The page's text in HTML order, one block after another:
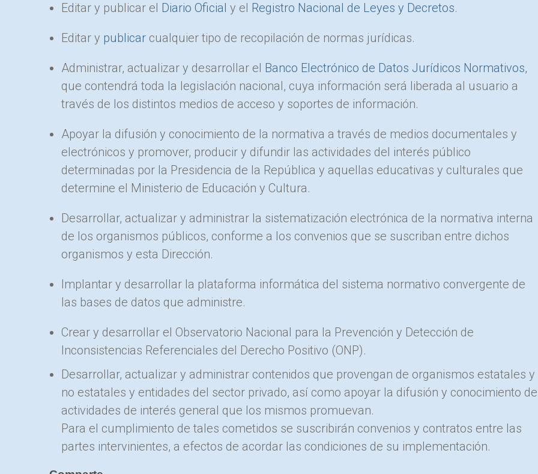
Editar y publicar el Diario Oficial y el Registro Nacional de Leyes y Decretos.
Editar y publicar cualquier tipo de recopilación de normas jurídicas.
Administrar, actualizar y desarrollar el Banco Electrónico de Datos Jurídicos Normativos,
que contendrá toda la legislación nacional, cuya información será liberada al usuario a
través de los distintos medios de acceso y soportes de información.
Apoyar la difusión y conocimiento de la normativa a través de medios documentales y
electrónicos y promover, producir y difundir las actividades del interés público
determinadas por la Presidencia de la República y aquellas educativas y culturales que
determine el Ministerio de Educación y Cultura.
Desarrollar, actualizar y administrar la sistematización electrónica de la normativa interna
de los organismos públicos, conforme a los convenios que se suscriban entre dichos
organismos y esta Dirección.
Implantar y desarrollar la plataforma informática del sistema normativo convergente de
las bases de datos que administre.
Crear y desarrollar el Observatorio Nacional para la Prevención y Detección de
Inconsistencias Referenciales del Derecho Positivo (ONP).
Desarrollar, actualizar y administrar contenidos que provengan de organismos estatales y
no estatales y entidades del sector privado, así como apoyar la difusión y conocimiento de
actividades de interés general que los mismos promuevan.
Para el cumplimiento de tales cometidos se suscribirán convenios y contratos entre las
partes intervinientes, a efectos de acordar las condiciones de su implementación.